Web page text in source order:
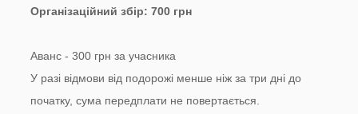
Організаційний збір: 700 грн
Аванс - 300 грн за учасника
У разі відмови від подорожі менше ніж за три дні до
початку, сума передплати не повертається.